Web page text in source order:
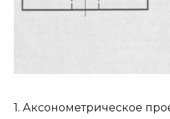
1. Аксонометрическое